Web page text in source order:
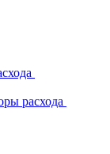
расхода